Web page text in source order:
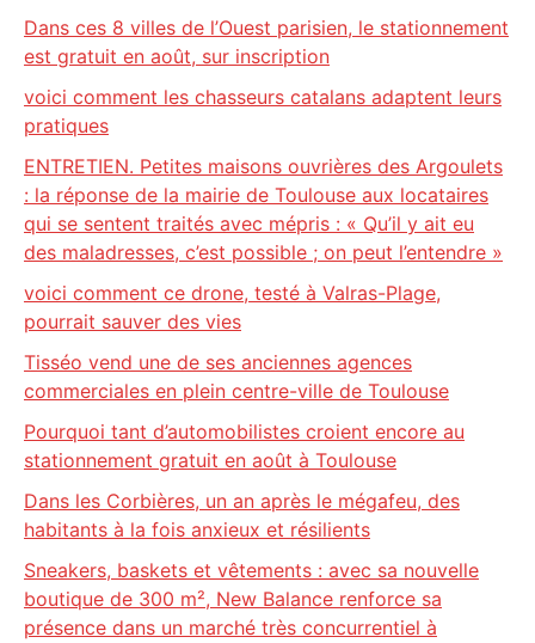
Dans ces 8 villes de l’Ouest parisien, le stationnement
est gratuit en août, sur inscription
voici comment les chasseurs catalans adaptent leurs
pratiques
ENTRETIEN. Petites maisons ouvrières des Argoulets
: la réponse de la mairie de Toulouse aux locataires
qui se sentent traités avec mépris : « Qu’il y ait eu
des maladresses, c’est possible ; on peut l’entendre »
voici comment ce drone, testé à Valras-Plage,
pourrait sauver des vies
Tisséo vend une de ses anciennes agences
commerciales en plein centre-ville de Toulouse
Pourquoi tant d’automobilistes croient encore au
stationnement gratuit en août à Toulouse
Dans les Corbières, un an après le mégafeu, des
habitants à la fois anxieux et résilients
Sneakers, baskets et vêtements : avec sa nouvelle
boutique de 300 m², New Balance renforce sa
présence dans un marché très concurrentiel à